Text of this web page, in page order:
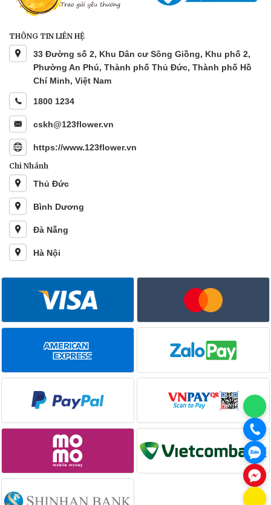
THÔNG TIN LIÊN HỆ
33 Đường số 2, Khu Dân cư Sông Giồng, Khu phố 2,
Phường An Phú, Thành phố Thủ Đức, Thành phố Hồ
Chí Minh, Việt Nam
1800 1234
cskh@123flower.vn
https://www.123flower.vn
Chi Nhánh
Thủ Đức
Bình Dương
Đà Nẵng
Hà Nội